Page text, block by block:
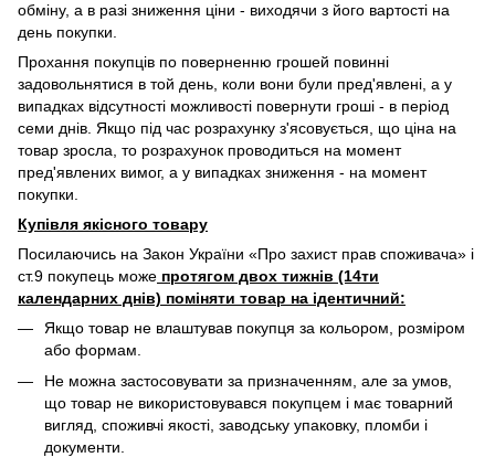
обміну, а в разі зниження ціни - виходячи з його вартості на
день покупки.
Прохання покупців по поверненню грошей повинні
задовольнятися в той день, коли вони були пред'явлені, а у
випадках відсутності можливості повернути гроші - в період
семи днів. Якщо під час розрахунку з'ясовується, що ціна на
товар зросла, то розрахунок проводиться на момент
пред'явлених вимог, а у випадках зниження - на момент
покупки.
Купівля якісного товару
Посилаючись на Закон України «Про захист прав споживача» і
ст.9 покупець може протягом двох тижнів (14ти
календарних днів) поміняти товар на ідентичний:
Якщо товар не влаштував покупця за кольором, розміром
або формам.
Не можна застосовувати за призначенням, але за умов,
що товар не використовувався покупцем і має товарний
вигляд, споживчі якості, заводську упаковку, пломби і
документи.